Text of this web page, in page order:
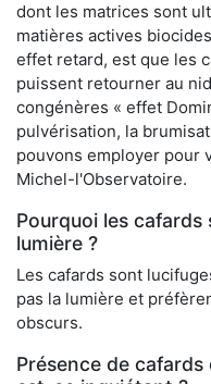
dont les matrices sont
matières actives
effet retard, est que les
puissent retourner au
congénères « effet
pulvérisation, la
pouvons employer pour
Michel-l'Observatoire.
Pourquoi les cafards
lumière ?
Les cafards sont
pas la lumière et
obscurs.
Présence de